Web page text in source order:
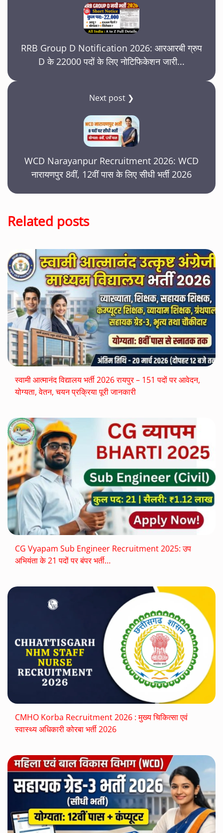
RRB Group D Notification 2026: आरआरबी ग्रुप
D के 22000 पदों के लिए नोटिफिकेशन जारी...
Next post ❯
WCD Narayanpur Recruitment 2026: WCD
नारायणपुर 8वीं, 12वीं पास के लिए सीधी भर्ती 2026
Related posts
स्वामी आत्मानंद विद्यालय भर्ती 2026 रायपुर – 151 पदों पर आवेदन,
योग्यता, वेतन, चयन प्रक्रिया पूरी जानकारी
CG Vyapam Sub Engineer Recruitment 2025: उप
अभियंता के 21 पदों पर बंपर भर्ती…
CMHO Korba Recruitment 2026 : मुख्य चिकित्सा एवं
स्वास्थ्य अधिकारी कोरबा भर्ती 2026